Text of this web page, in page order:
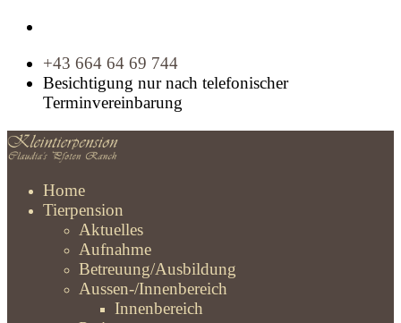
+43 664 64 69 744
Besichtigung nur nach telefonischer
Terminvereinbarung
Home
Tierpension
Aktuelles
Aufnahme
Betreuung/Ausbildung
Aussen-/Innenbereich
Innenbereich